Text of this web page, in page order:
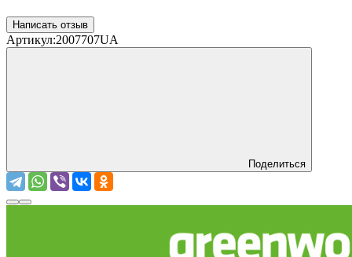
Написать отзыв
Артикул:2007707UA
Поделиться